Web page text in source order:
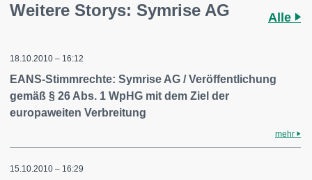
Weitere Storys: Symrise AG Alle
18.10.2010 – 16:12
EANS-Stimmrechte: Symrise AG / Veröffentlichung
gemäß § 26 Abs. 1 WpHG mit dem Ziel der
europaweiten Verbreitung
mehr
15.10.2010 – 16:29